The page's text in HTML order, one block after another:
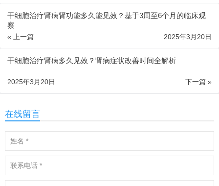
干细胞治疗肾病肾功能多久能见效？基于3周至6个月的临床观
察
« 上一篇 2025年3月20日
干细胞治疗肾病多久见效？肾病症状改善时间全解析
下一篇 »
2025年3月20日
在线留言